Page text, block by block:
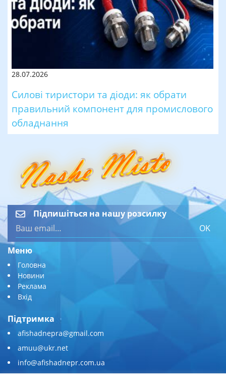
28.07.2026
Силові тиристори та діоди: як обрати
правильний компонент для промислового
обладнання
Підпишіться на нашу розсилку
OK
Меню
Головна
Новини
Реклама
Вхід
Підтримка
afishadnepra@gmail.com
amuu@ukr.net
info@afishadnepr.com.ua